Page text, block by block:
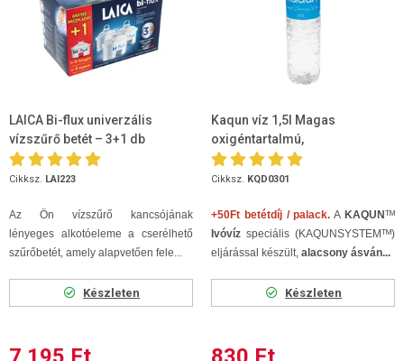
LAICA Bi-flux univerzális
vízszűrő betét – 3+1 db
Cikksz. LAI223
Az Ön vízszűrő kancsójának
lényeges alkotóeleme a cserélhető
szűrőbetét, amely alapvetően fele...
Készleten
Kaqun víz 1,5l Magas
oxigéntartalmú,
szénsavmentes
Cikksz. KQD0301
+50Ft betétdíj / palack. AKAQUNᵀᴹ
Ivóvíz speciális (KAQUNSYSTEMᵀᴹ)
eljárással készült, alacsony ásván...
Készleten